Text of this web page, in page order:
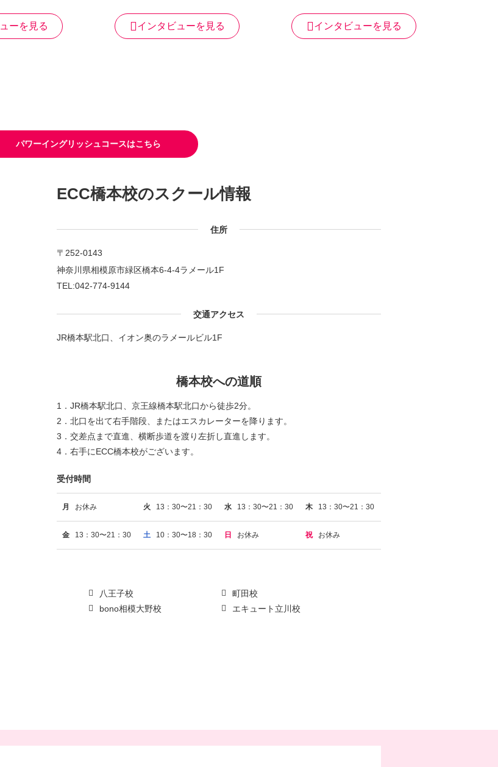
ーを見る インタビューを見る インタビューを見る
パワーイングリッシュコースはこちら
ECC橋本校のスクール情報
住所
〒252-0143
神奈川県相模原市緑区橋本6-4-4ラメール1F
TEL:042-774-9144
交通アクセス
JR橋本駅北口、イオン奥のラメールビル1F
橋本校への道順
1．JR橋本駅北口、京王線橋本駅北口から徒歩2分。
2．北口を出て右手階段、またはエスカレーターを降ります。
3．交差点まで直進、横断歩道を渡り左折し直進します。
4．右手にECC橋本校がございます。
受付時間
月 お休み 火 13：30〜21：30 水 13：30〜21：30 木 13：30〜21：30
金 13：30〜21：30 土 10：30〜18：30 日 お休み 祝 お休み
八王子校
町田校
bono相模大野校
エキュート立川校